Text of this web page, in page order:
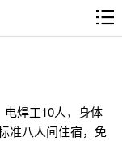
焊工10人，身体
准八人间住宿，免